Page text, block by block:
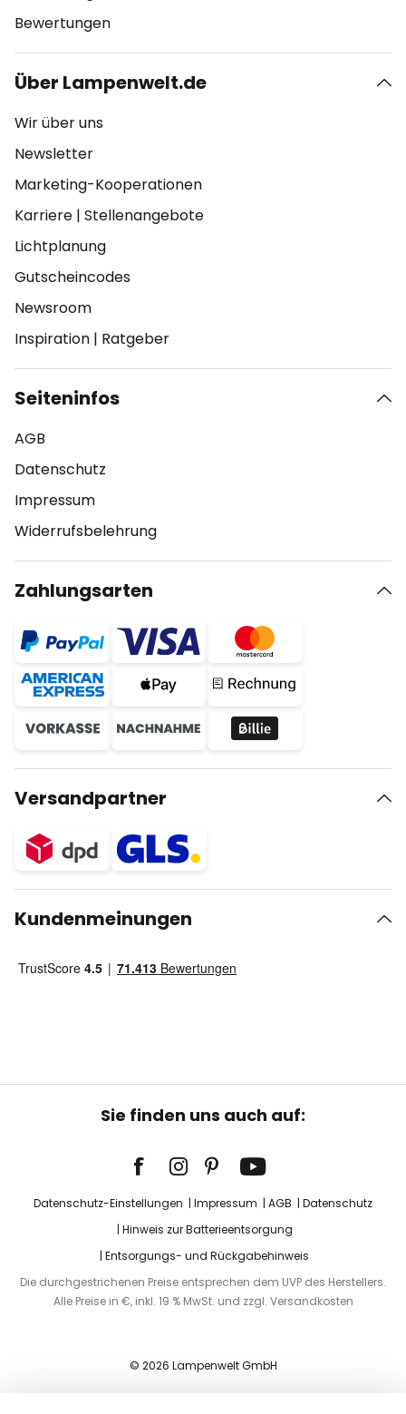
Bewertungen
Über Lampenwelt.de
Wir über uns
Newsletter
Marketing-Kooperationen
Karriere | Stellenangebote
Lichtplanung
Gutscheincodes
Newsroom
Inspiration | Ratgeber
Seiteninfos
AGB
Datenschutz
Impressum
Widerrufsbelehrung
Zahlungsarten
Versandpartner
Kundenmeinungen
Sie finden uns auch auf:
Datenschutz-Einstellungen Impressum AGB
Datenschutz
Hinweis zur Batterieentsorgung
Entsorgungs- und Rückgabehinweis
Die durchgestrichenen Preise entsprechen dem UVP des Herstellers.
Alle Preise in €, inkl. 19 % MwSt. und zzgl. Versandkosten
© 2026 Lampenwelt GmbH